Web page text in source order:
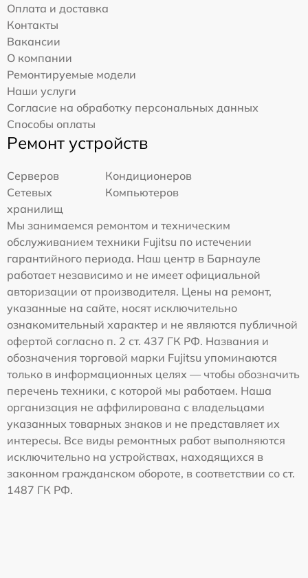
Оплата и доставка
Контакты
Вакансии
О компании
Ремонтируемые модели
Наши услуги
Согласие на обработку персональных данных
Способы оплаты
Ремонт устройств
Серверов
Кондиционеров
Сетевых
хранилищ
Компьютеров
Мы занимаемся ремонтом и техническим
обслуживанием техники Fujitsu по истечении
гарантийного периода. Наш центр в Барнауле
работает независимо и не имеет официальной
авторизации от производителя. Цены на ремонт,
указанные на сайте, носят исключительно
ознакомительный характер и не являются публичной
офертой согласно п. 2 ст. 437 ГК РФ. Названия и
обозначения торговой марки Fujitsu упоминаются
только в информационных целях — чтобы обозначить
перечень техники, с которой мы работаем. Наша
организация не аффилирована с владельцами
указанных товарных знаков и не представляет их
интересы. Все виды ремонтных работ выполняются
исключительно на устройствах, находящихся в
законном гражданском обороте, в соответствии со ст.
1487 ГК РФ.